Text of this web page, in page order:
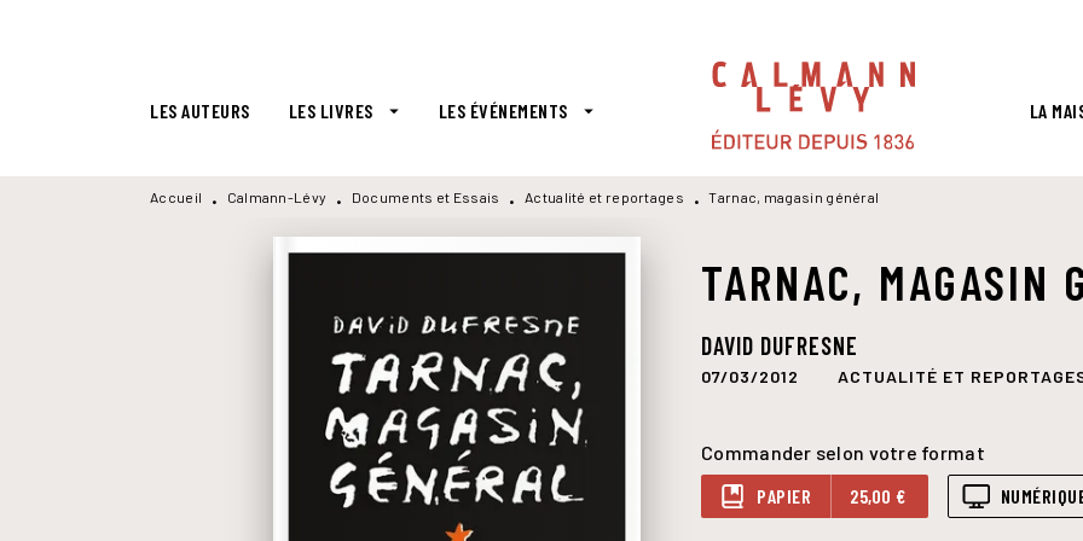
LES AUTEURS LES LIVRES arrow_drop_down LES ÉVÉNEMENTS arrow_drop_down LA
Accueil • Calmann-Lévy • Documents et Essais • Actualité et reportages • Tarnac, magasin général
TARNAC, MAGASIN
DAVID DUFRESNE
07/03/2012 ACTUALITÉ ET
Commander selon votre format
PAPIER
25,00 €